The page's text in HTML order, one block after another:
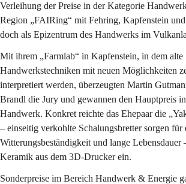
Verleihung der Preise in der Kategorie
Region „FAIRing“ mit Fehring, Kapfenstein
doch als Epizentrum des Handwerks im
Mit ihrem „Farmlab“ in Kapfenstein, in dem alte
Handwerkstechniken mit neuen Möglichkeiten
interpretiert werden, überzeugten Martin
Brandl die Jury und gewannen den Hauptpreis
Handwerk. Konkret reichte das Ehepaar die
– einseitig verkohlte Schalungsbretter sorgen für
Witterungsbeständigkeit und lange Lebensdauer
Keramik aus dem 3D-Drucker ein.
Sonderpreise im Bereich Handwerk & Energie